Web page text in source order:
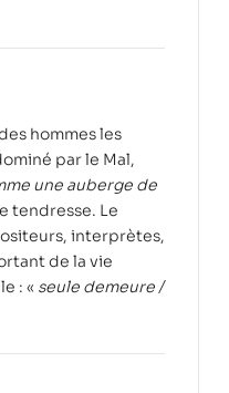
hommes les
par le Mal,
une auberge de
tendresse. Le
interprètes,
de la vie
: « seule demeure /